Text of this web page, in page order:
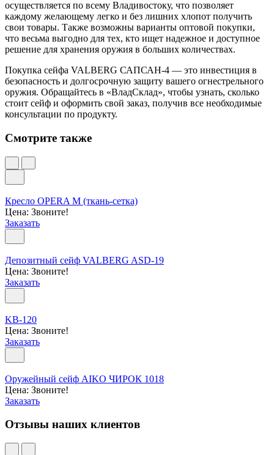
осуществляется по всему Владивостоку, что позволяет
каждому желающему легко и без лишних хлопот получить
свои товары. Также возможны варианты оптовой покупки,
что весьма выгодно для тех, кто ищет надежное и доступное
решение для хранения оружия в больших количествах.
Покупка сейфа VALBERG САПСАН-4 — это инвестиция в
безопасность и долгосрочную защиту вашего огнестрельного
оружия. Обращайтесь в «ВладСклад», чтобы узнать, сколько
стоит сейф и оформить свой заказ, получив все необходимые
консультации по продукту.
Смотрите также
Кресло OPERA M (ткань-сетка)
Цена: Звоните!
Заказать
Депозитный сейф VALBERG ASD-19
Цена: Звоните!
Заказать
KB-120
Цена: Звоните!
Заказать
Оружейный сейф AIKO ЧИРОК 1018
Цена: Звоните!
Заказать
Отзывы наших клиентов